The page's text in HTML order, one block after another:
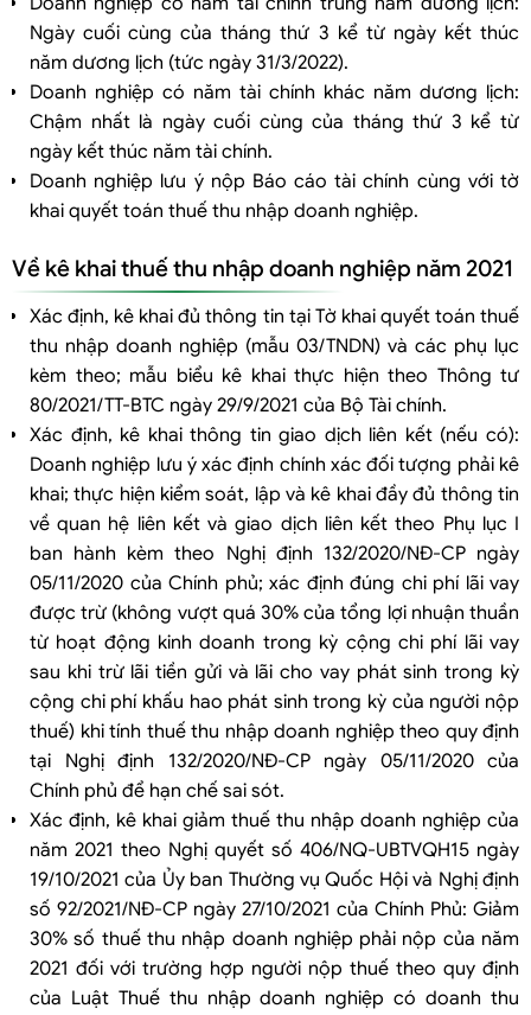
Ngày cuối cùng của tháng thứ 3 kể từ ngày kết thúc
năm dương lịch (tức ngày 31/3/2022).
Doanh nghiệp có năm tài chính khác năm dương lịch:
Chậm nhất là ngày cuối cùng của tháng thứ 3 kể từ
ngày kết thúc năm tài chính.
Doanh nghiệp lưu ý nộp Báo cáo tài chính cùng với tờ
khai quyết toán thuế thu nhập doanh nghiệp.
Về kê khai thuế thu nhập doanh nghiệp năm 2021
Xác định, kê khai đủ thông tin tại Tờ khai quyết toán thuế
thu nhập doanh nghiệp (mẫu 03/TNDN) và các phụ lục
kèm theo; mẫu biểu kê khai thực hiện theo Thông tư
80/2021/TT-BTC ngày 29/9/2021 của Bộ Tài chính.
Xác định, kê khai thông tin giao dịch liên kết (nếu có):
Doanh nghiệp lưu ý xác định chính xác đối tượng phải kê
khai; thực hiện kiểm soát, lập và kê khai đầy đủ thông tin
về quan hệ liên kết và giao dịch liên kết theo Phụ lục I
ban hành kèm theo Nghị định 132/2020/NĐ-CP ngày
05/11/2020 của Chính phủ; xác định đúng chi phí lãi vay
được trừ (không vượt quá 30% của tổng lợi nhuận thuần
từ hoạt động kinh doanh trong kỳ cộng chi phí lãi vay
sau khi trừ lãi tiền gửi và lãi cho vay phát sinh trong kỳ
cộng chi phí khấu hao phát sinh trong kỳ của người nộp
thuế) khi tính thuế thu nhập doanh nghiệp theo quy định
tại Nghị định 132/2020/NĐ-CP ngày 05/11/2020 của
Chính phủ để hạn chế sai sót.
Xác định, kê khai giảm thuế thu nhập doanh nghiệp của
năm 2021 theo Nghị quyết số 406/NQ-UBTVQH15 ngày
19/10/2021 của Ủy ban Thường vụ Quốc Hội và Nghị định
số 92/2021/NĐ-CP ngày 27/10/2021 của Chính Phủ: Giảm
30% số thuế thu nhập doanh nghiệp phải nộp của năm
2021 đối với trường hợp người nộp thuế theo quy định
của Luật Thuế thu nhập doanh nghiệp có doanh thu